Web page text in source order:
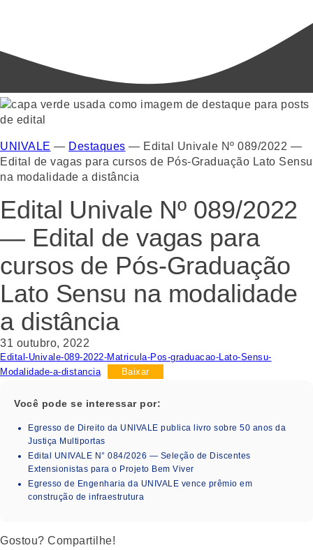
UNIVALE — Destaques — Edital Univale Nº 089/2022 —
Edital de vagas para cursos de Pós-Graduação Lato Sensu
na modalidade a distância
Edital Univale Nº 089/2022
— Edital de vagas para
cursos de Pós-Graduação
Lato Sensu na modalidade
a distância
31 outubro, 2022
Edital-Univale-089-2022-Matricula-Pos-graduacao-Lato-Sensu-
Modalidade-a-distancia
Baixar
Você pode se interessar por:
Egresso de Direito da UNIVALE publica livro sobre 50 anos da
Justiça Multiportas
Edital UNIVALE N° 084/2026 — Seleção de Discentes
Extensionistas para o Projeto Bem Viver
Egresso de Engenharia da UNIVALE vence prêmio em
construção de infraestrutura
Gostou? Compartilhe!